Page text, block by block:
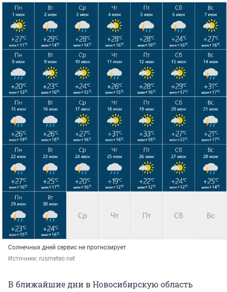
Солнечных дней сервис не прогнозирует
Источник: rusmeteo.net
В ближайшие дни в Новосибирскую область